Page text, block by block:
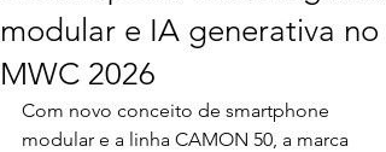
modular e IA generativa no
MWC 2026
Com novo conceito de smartphone
modular e a linha CAMON 50, a marca